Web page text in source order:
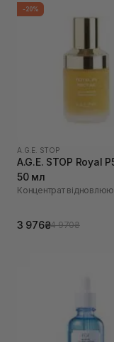
-20%
A.G.E. STOP
A.G.E. STOP Royal
50 мл
Концентрат
3 976₴4 970₴